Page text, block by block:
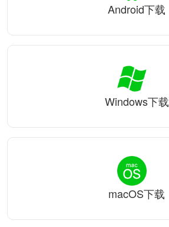
Android下载
Windows下载
macOS下载